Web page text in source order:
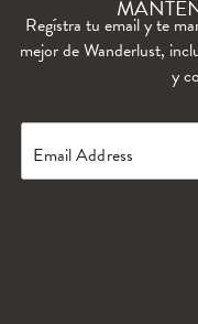
Regístra tu email y te
mejor de Wanderlust,
y
Email Address